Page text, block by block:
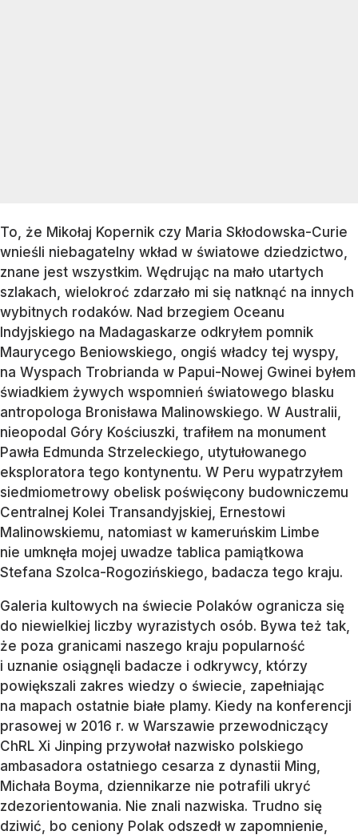
To, że Mikołaj Kopernik czy Maria Skłodowska-Curie
wnieśli niebagatelny wkład w światowe dziedzictwo,
znane jest wszystkim. Wędrując na mało utartych
szlakach, wielokroć zdarzało mi się natknąć na innych
wybitnych rodaków. Nad brzegiem Oceanu
Indyjskiego na Madagaskarze odkryłem pomnik
Maurycego Beniowskiego, ongiś władcy tej wyspy,
na Wyspach Trobrianda w Papui-Nowej Gwinei byłem
świadkiem żywych wspomnień światowego blasku
antropologa Bronisława Malinowskiego. W Australii,
nieopodal Góry Kościuszki, trafiłem na monument
Pawła Edmunda Strzeleckiego, utytułowanego
eksploratora tego kontynentu. W Peru wypatrzyłem
siedmiometrowy obelisk poświęcony budowniczemu
Centralnej Kolei Transandyjskiej, Ernestowi
Malinowskiemu, natomiast w kameruńskim Limbe
nie umknęła mojej uwadze tablica pamiątkowa
Stefana Szolca-Rogozińskiego, badacza tego kraju.
Galeria kultowych na świecie Polaków ogranicza się
do niewielkiej liczby wyrazistych osób. Bywa też tak,
że poza granicami naszego kraju popularność
i uznanie osiągnęli badacze i odkrywcy, którzy
powiększali zakres wiedzy o świecie, zapełniając
na mapach ostatnie białe plamy. Kiedy na konferencji
prasowej w 2016 r. w Warszawie przewodniczący
ChRL Xi Jinping przywołał nazwisko polskiego
ambasadora ostatniego cesarza z dynastii Ming,
Michała Boyma, dziennikarze nie potrafili ukryć
zdezorientowania. Nie znali nazwiska. Trudno się
dziwić, bo ceniony Polak odszedł w zapomnienie,